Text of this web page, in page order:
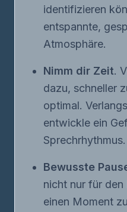
identifizieren
entspannte,
Atmosphäre.
Nimm dir Zeit.
dazu, schneller
optimal.
entwickle ein
Sprechrhythmus.
Bewusste
nicht nur für
einen Moment